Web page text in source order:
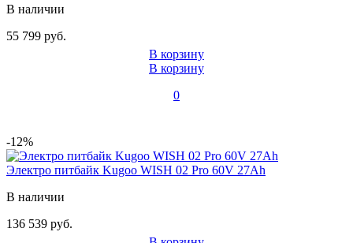
В наличии
55 799 руб.
В корзину
В корзину
0
-12%
Электро питбайк Kugoo WISH 02 Pro 60V 27Ah
В наличии
136 539 руб.